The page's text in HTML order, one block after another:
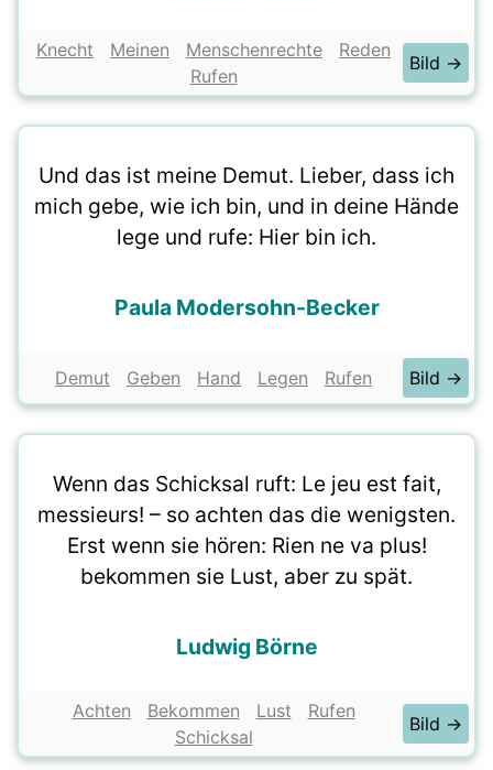
Knecht Meinen Menschenrechte
Reden
Rufen
Bild →
Und das ist meine Demut. Lieber, dass ich
mich gebe, wie ich bin, und in deine Hände
lege und rufe: Hier bin ich.
Paula Modersohn-Becker
Demut Geben Hand Legen Rufen Bild →
Wenn das Schicksal ruft: Le jeu est fait,
messieurs! – so achten das die wenigsten.
Erst wenn sie hören: Rien ne va plus!
bekommen sie Lust, aber zu spät.
Ludwig Börne
Achten Bekommen Lust
Rufen
Schicksal
Bild →